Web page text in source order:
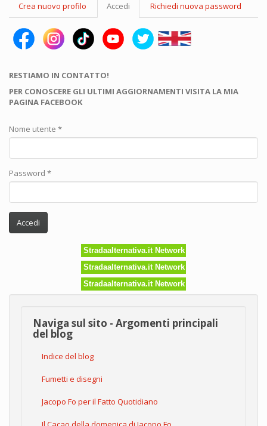
primarie
Crea nuovo profilo Accedi (scheda
attiva)
Richiedi nuova password
RESTIAMO IN CONTATTO!
PER CONOSCERE GLI ULTIMI AGGIORNAMENTI VISITA LA MIA
PAGINA FACEBOOK
Nome utente *
Password *
Accedi
Stradaalternativa.it Network
Stradaalternativa.it Network
Stradaalternativa.it Network
Naviga sul sito - Argomenti principali
del blog
Indice del blog
Fumetti e disegni
Jacopo Fo per il Fatto Quotidiano